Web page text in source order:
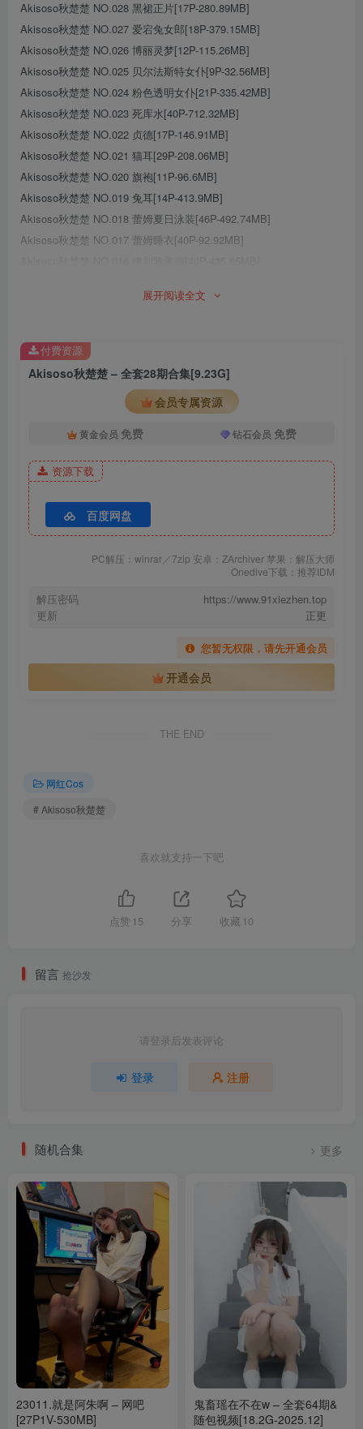
Akisoso秋楚楚 NO.028 黑裙正片[17P-280.89MB]
Akisoso秋楚楚 NO.027 爱宕兔女郎[18P-379.15MB]
Akisoso秋楚楚 NO.026 博丽灵梦[12P-115.26MB]
Akisoso秋楚楚 NO.025 贝尔法斯特女仆[9P-32.56MB]
Akisoso秋楚楚 NO.024 粉色透明女仆[21P-335.42MB]
Akisoso秋楚楚 NO.023 死库水[40P-712.32MB]
Akisoso秋楚楚 NO.022 贞德[17P-146.91MB]
Akisoso秋楚楚 NO.021 猫耳[29P-208.06MB]
Akisoso秋楚楚 NO.020 旗袍[11P-96.6MB]
Akisoso秋楚楚 NO.019 兔耳[14P-413.9MB]
Akisoso秋楚楚 NO.018 蕾姆夏日泳装[46P-492.74MB]
Akisoso秋楚楚 NO.017 蕾姆睡衣[40P-92.92MB]
Akisoso秋楚楚 NO.014 贝法&不知火[34P-580.19MB]
Akisoso秋楚楚 NO.012 私房2[24P-412.45MB]
Akisoso秋楚楚 NO.011 天津[26P-200.46MB]
Akisoso秋楚楚 NO.010 皇女[28P-222.82MB]
Akisoso秋楚楚 NO.009 王昭君[24P-347.72MB]
Akisoso秋楚楚 NO.008 日常[21P-191.76MB]
Akisoso秋楚楚 NO.006 小玉[42P-792.17MB]
Akisoso秋楚楚 NO.005 天津[46P-505.42MB]
Akisoso秋楚楚 NO.004 夜景[46P-410.72MB]
Akisoso秋楚楚 NO.003 复古[27P-464.47MB]
Akisoso秋楚楚 NO.002 私房[40P-517.55MB]
展开阅读全文
Akisoso秋楚楚 – 全套28期合集[9.23G]
会员专属资源
黄金会员 免费 钻石会员 免费
资源下载
百度网盘
PC解压：winrar／7zip 安卓：ZArchiver 苹果：解压大师
Onedive下载：推荐IDM
解压密码
https://www.91xiezhen.top
更新
正更
您暂无权限，请先开通会员
开通会员
付费资源
THE END
网红Cos
# Akisoso秋楚楚
喜欢就支持一下吧
点赞 15 分享 收藏 10
留言 抢沙发
请登录后发表评论
登录 注册
随机合集 更多
23011.就是阿朱啊 – 网吧
[27P1V-530MB]
鬼畜瑶在不在w – 全套64期&
随包视频[18.2G-2025.12]